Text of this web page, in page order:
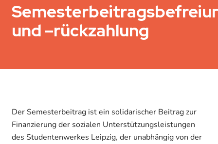
und –rückzahlung
Der Semesterbeitrag ist ein solidarischer Beitrag zur
Finanzierung der sozialen Unterstützungsleistungen
des Studentenwerkes Leipzig, der unabhängig von der